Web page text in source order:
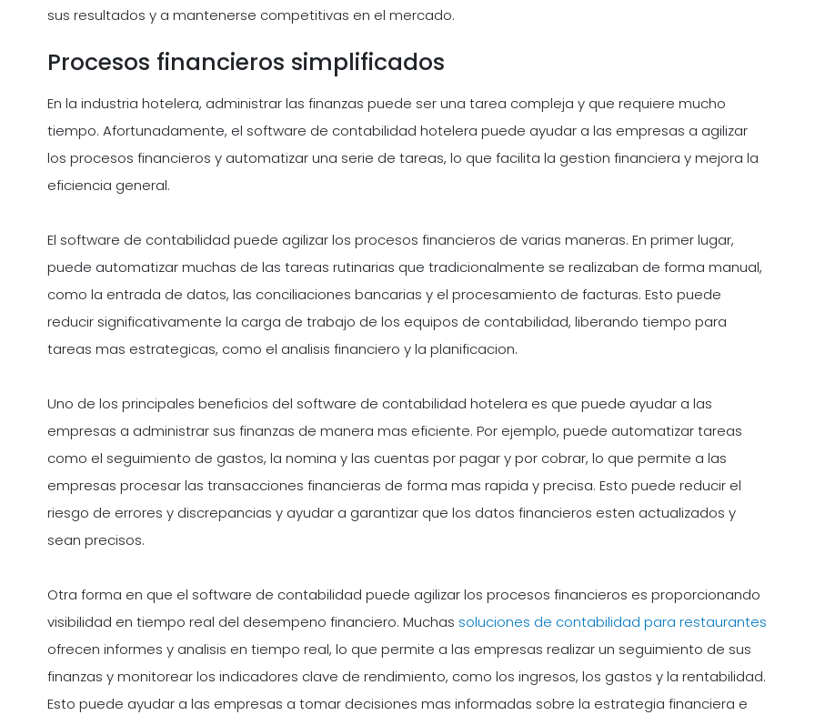
sus resultados y a mantenerse competitivas en el mercado.
Procesos financieros simplificados
En la industria hotelera, administrar las finanzas puede ser una tarea compleja y que requiere mucho
tiempo. Afortunadamente, el software de contabilidad hotelera puede ayudar a las empresas a agilizar
los procesos financieros y automatizar una serie de tareas, lo que facilita la gestion financiera y mejora la
eficiencia general.
El software de contabilidad puede agilizar los procesos financieros de varias maneras. En primer lugar,
puede automatizar muchas de las tareas rutinarias que tradicionalmente se realizaban de forma manual,
como la entrada de datos, las conciliaciones bancarias y el procesamiento de facturas. Esto puede
reducir significativamente la carga de trabajo de los equipos de contabilidad, liberando tiempo para
tareas mas estrategicas, como el analisis financiero y la planificacion.
Uno de los principales beneficios del software de contabilidad hotelera es que puede ayudar a las
empresas a administrar sus finanzas de manera mas eficiente. Por ejemplo, puede automatizar tareas
como el seguimiento de gastos, la nomina y las cuentas por pagar y por cobrar, lo que permite a las
empresas procesar las transacciones financieras de forma mas rapida y precisa. Esto puede reducir el
riesgo de errores y discrepancias y ayudar a garantizar que los datos financieros esten actualizados y
sean precisos.
Otra forma en que el software de contabilidad puede agilizar los procesos financieros es proporcionando
visibilidad en tiempo real del desempeno financiero. Muchas soluciones de contabilidad para restaurantes
ofrecen informes y analisis en tiempo real, lo que permite a las empresas realizar un seguimiento de sus
finanzas y monitorear los indicadores clave de rendimiento, como los ingresos, los gastos y la rentabilidad.
Esto puede ayudar a las empresas a tomar decisiones mas informadas sobre la estrategia financiera e